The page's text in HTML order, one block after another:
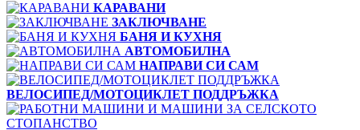
КАРАВАНИ
ЗАКЛЮЧВАНЕ
БАНЯ И КУХНЯ
АВТОМОБИЛНА
НАПРАВИ СИ САМ
ВЕЛОСИПЕД/МОТОЦИКЛЕТ ПОДДРЪЖКА